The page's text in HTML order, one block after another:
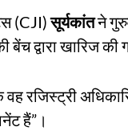
(CJI)सूर्यकांतने
बेंच द्वारा खारिज
वह रजिस्ट्री
हैं”।